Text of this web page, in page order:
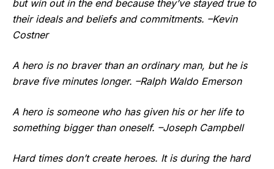
but win out in the end because they’ve stayed true to
their ideals and beliefs and commitments. –Kevin
Costner
A hero is no braver than an ordinary man, but he is
brave five minutes longer. –Ralph Waldo Emerson
A hero is someone who has given his or her life to
something bigger than oneself. –Joseph Campbell
Hard times don’t create heroes. It is during the hard